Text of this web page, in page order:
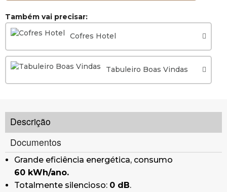
Também vai precisar:
Cofres Hotel
Tabuleiro Boas Vindas
Descrição
Documentos
Grande eficiência energética, consumo
60 kWh/ano.
Totalmente silencioso: 0 dB.